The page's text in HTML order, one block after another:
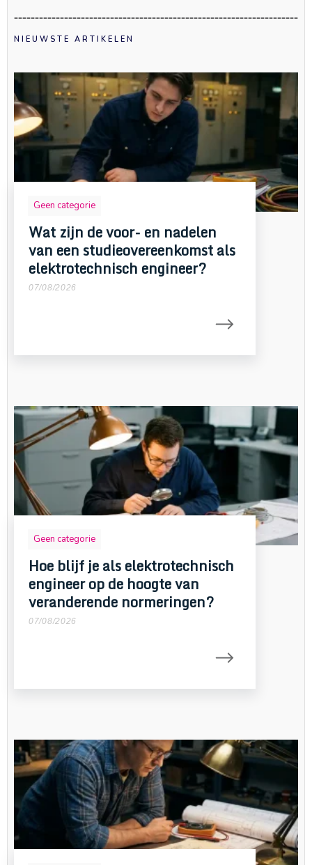
NIEUWSTE ARTIKELEN
Geen categorie
Wat zijn de voor- en nadelen
van een studieovereenkomst als
elektrotechnisch engineer?
07/08/2026
Geen categorie
Hoe blijf je als elektrotechnisch
engineer op de hoogte van
veranderende normeringen?
07/08/2026